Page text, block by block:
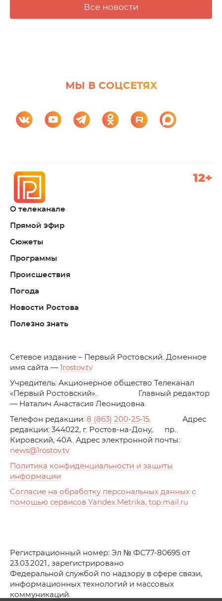
Все новости
МЫ В СОЦСЕТЯХ
О телеканале
Прямой эфир
Сюжеты
Программы
Происшествия
Погода
Новости Ростова
Полезно знать
12+
Cетевое издание – Первый Ростовский. Доменное
имя сайта —
1rostov.tv
Учредитель: Акционерное общество Телеканал
«Первый Ростовский». Главный редактор
— Наталич Анастасия Леонидовна.
Телефон редакции: 8 (863) 200-25-15 . Адрес
редакции: 344022, г. Ростов-на-Дону, пр.
Кировский, 40А. Адрес электронной почты:
news@1rostov.tv
Политика конфиденциальности и защиты
информации
Согласие на обработку персональных данных с
помощью сервисов Yandex.Metrika, top.mail.ru
Регистрационный номер: Эл № ФС77-80695 от
23.03.2021., зарегистрировано
Федеральной службой по надзору в сфере связи,
информационных технологий и массовых
коммуникаций.